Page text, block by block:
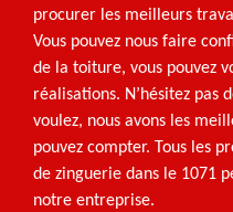
procurer les meilleurs
Vous pouvez nous faire
de la toiture, vous pouvez
réalisations. N’hésitez pas
voulez, nous avons les
pouvez compter. Tous les
de zinguerie dans le 1071
notre entreprise.